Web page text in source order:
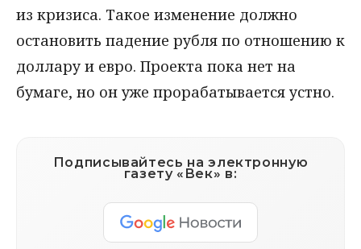
из кризиса. Такое изменение должно
остановить падение рубля по отношению к
доллару и евро. Проекта пока нет на
бумаге, но он уже прорабатывается устно.
Подписывайтесь на электронную
газету «Век» в: